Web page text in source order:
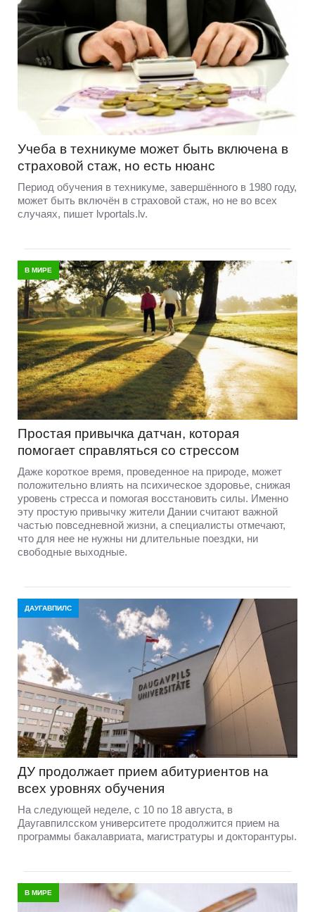
Учеба в техникуме может быть включена в
страховой стаж, но есть нюанс
Период обучения в техникуме, завершённого в 1980 году,
может быть включён в страховой стаж, но не во всех
случаях, пишет lvportals.lv.
В МИРЕ
Простая привычка датчан, которая
помогает справляться со стрессом
Даже короткое время, проведенное на природе, может
положительно влиять на психическое здоровье, снижая
уровень стресса и помогая восстановить силы. Именно
эту простую привычку жители Дании считают важной
частью повседневной жизни, а специалисты отмечают,
что для нее не нужны ни длительные поездки, ни
свободные выходные.
ДАУГАВПИЛС
ДУ продолжает прием абитуриентов на
всех уровнях обучения
На следующей неделе, с 10 по 18 августа, в
Даугавпилсском университете продолжится прием на
программы бакалавриата, магистратуры и докторантуры.
В МИРЕ